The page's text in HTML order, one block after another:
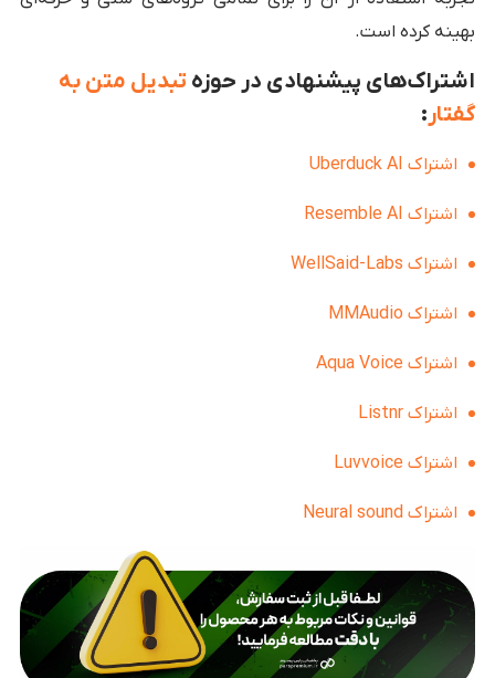
بهینه کرده است.
اشتراک‌های پیشنهادی در حوزه تبدیل متن به
گفتار:
اشتراک Uberduck AI
اشتراک Resemble AI
اشتراک WellSaid-Labs
اشتراک MMAudio
اشتراک Aqua Voice
اشتراک Listnr
اشتراک Luvvoice
اشتراک Neural sound